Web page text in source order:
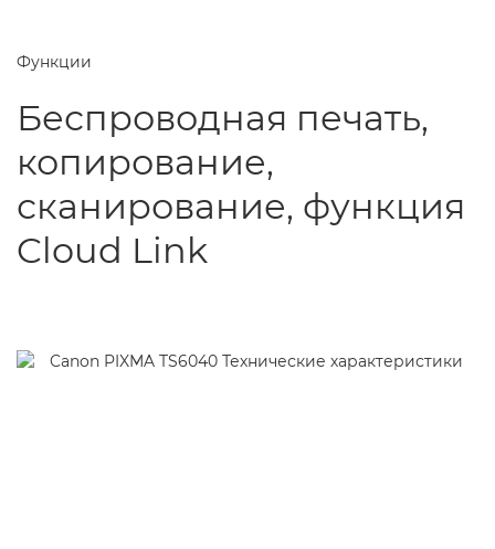
Функции
Беспроводная печать,
копирование,
сканирование, функция
Cloud Link